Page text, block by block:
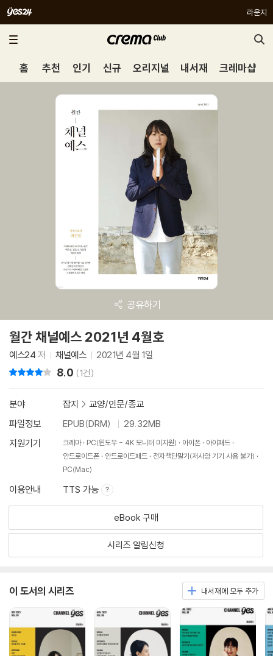
라운지
홈 추천 인기 신규 오리지널 내서재 크레마샵
공유하기
월간 채널예스 2021년 4월호
예스24 저 채널예스 2021년 4월 1일
8.0 (1건)
분야 잡지 > 교양/인문/종교
파일정보
EPUB(DRM)
29.32MB
지원기기
크레마 PC(윈도우 - 4K 모니터 미지원) 아이폰
아이패드
안드로이드폰
안드로이드패드
전자책단말기(저사양 기기 사용 불가)
PC(Mac)
이용안내 TTS 가능
eBook 구매
시리즈 알림신청
이 도서의 시리즈 내서재에 모두 추가